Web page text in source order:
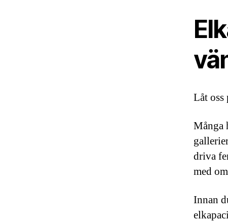
Låt
Många
driva
med
Innan